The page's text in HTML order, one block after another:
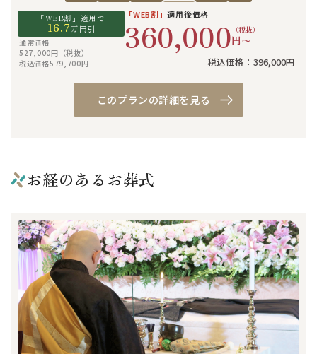
「WEB割」適用で
16.7万円引
通常価格
527,000円（税抜）
税込価格579,700円
「WEB割」適用後価格
360,000 （税抜）
円〜
税込価格：396,000円
このプランの詳細を見る
お経のあるお葬式